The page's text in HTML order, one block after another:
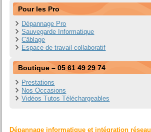
Pour les Pro
Dépannage Pro
Sauvegarde Informatique
Câblage
Espace de travail collaboratif
Boutique – 05 61 49 29 74
Prestations
Nos Occasions
Vidéos Tutos Téléchargeables
Dépannage informatique et intégration réseau